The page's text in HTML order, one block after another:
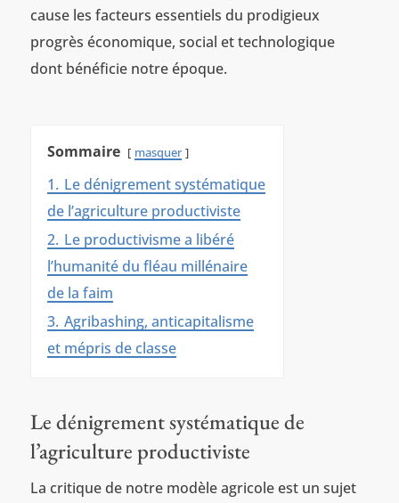
cause les facteurs essentiels du prodigieux
progrès économique, social et technologique
dont bénéficie notre époque.
Sommaire masquer
1. Le dénigrement systématique
de l’agriculture productiviste
2. Le productivisme a libéré
l’humanité du fléau millénaire
de la faim
3. Agribashing, anticapitalisme
et mépris de classe
Le dénigrement systématique de
l’agriculture productiviste
La critique de notre modèle agricole est un sujet